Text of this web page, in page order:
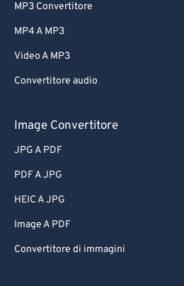
MP3 Convertitore
MP4 A MP3
Video A MP3
Convertitore audio
Image Convertitore
JPG A PDF
PDF A JPG
HEIC A JPG
Image A PDF
Convertitore di immagini